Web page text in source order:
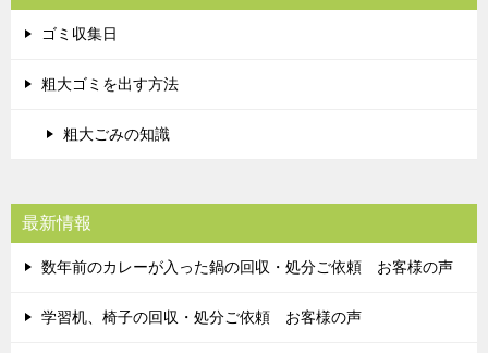
ゴミ収集日
粗大ゴミを出す方法
粗大ごみの知識
最新情報
数年前のカレーが入った鍋の回収・処分ご依頼 お客様の声
学習机、椅子の回収・処分ご依頼 お客様の声